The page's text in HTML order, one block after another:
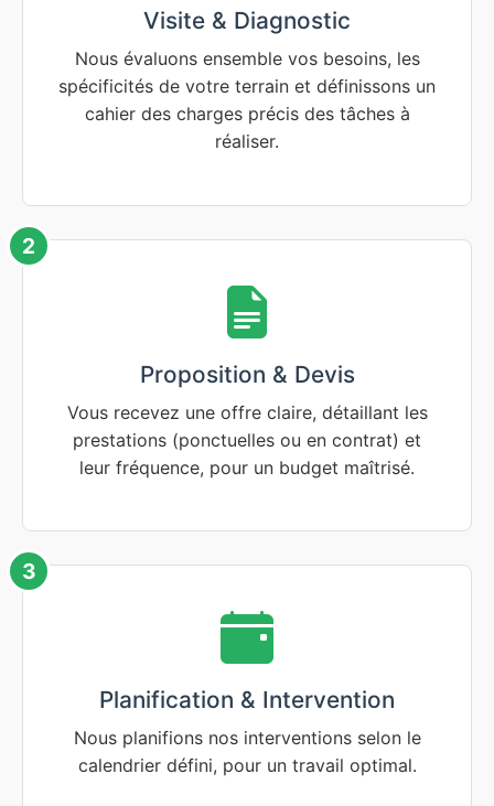
Visite & Diagnostic
Nous évaluons ensemble vos besoins, les
spécificités de votre terrain et définissons un
cahier des charges précis des tâches à
réaliser.
2
Proposition & Devis
Vous recevez une offre claire, détaillant les
prestations (ponctuelles ou en contrat) et
leur fréquence, pour un budget maîtrisé.
3
Planification & Intervention
Nous planifions nos interventions selon le
calendrier défini, pour un travail optimal.